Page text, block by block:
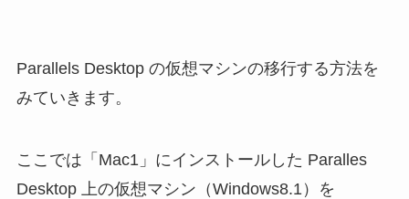
Parallels Desktop の仮想マシンの移行する方法を
みていきます。
ここでは「Mac1」にインストールした Paralles
Desktop 上の仮想マシン（Windows8.1）を